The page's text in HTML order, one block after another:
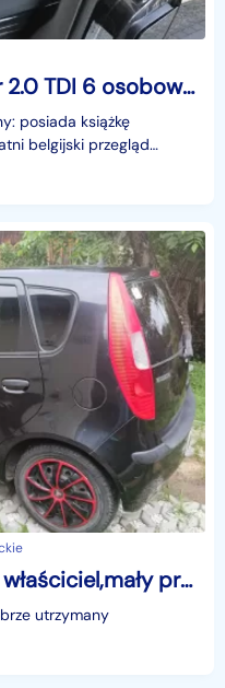
Volkswagen Transporter 2.0 TDI 6 osobowy nawi kamera hak gwarancja przebiegu doinwestowany
posiada książkę
belgijski przegląd
udzielamy pisemnej g
Mitsubishi Colt VI Drugi właściciel,mały przebieg
utrzymany